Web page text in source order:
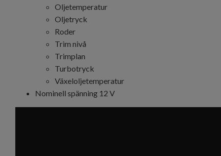
Oljetemperatur
Oljetryck
Roder
Trim nivå
Trimplan
Turbotryck
Växeloljetemperatur
Nominell spänning 12 V